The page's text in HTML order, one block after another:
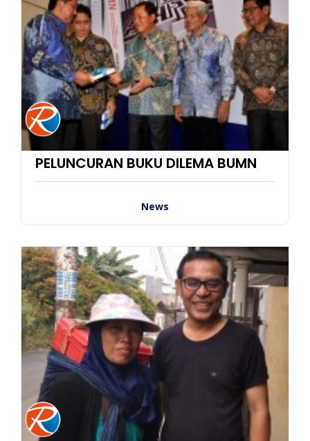
PELUNCURAN BUKU DILEMA BUMN
News